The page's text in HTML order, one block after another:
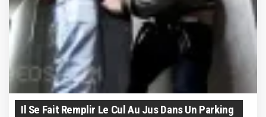
Il Se Fait Remplir Le Cul Au Jus Dans Un Parking